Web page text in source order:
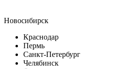
Новосибирск
Краснодар
Пермь
Санкт-Петербург
Челябинск